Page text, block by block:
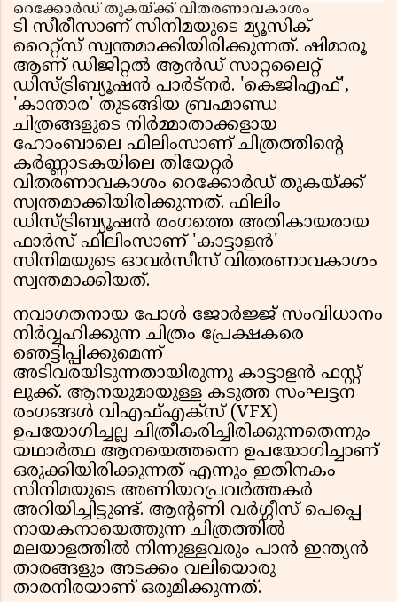
റെക്കോർഡ് തുകയ്ക്ക് വിതരണാവകാശം
ടി സീരീസാണ് സിനിമയുടെ മ്യൂസിക്
റൈറ്റ്സ് സ്വന്തമാക്കിയിരിക്കുന്നത്. ഷിമാരൂ
ആണ് ഡിജിറ്റൽ ആൻഡ് സാറ്റലൈറ്റ്
ഡിസ്ട്രിബ്യൂഷൻ പാർട്നർ. 'കെജിഎഫ്',
'കാന്താര' തുടങ്ങിയ ബ്രഹ്മാണ്ഡ
ചിത്രങ്ങളുടെ നിർമ്മാതാക്കളായ
ഹോംബാലെ ഫിലിംസാണ് ചിത്രത്തിൻ്റെ
കർണ്ണാടകയിലെ തിയേറ്റർ
വിതരണാവകാശം റെക്കോർഡ് തുകയ്ക്ക്
സ്വന്തമാക്കിയിരിക്കുന്നത്. ഫിലിം
ഡിസ്ട്രിബ്യൂഷൻ രംഗത്തെ അതികായരായ
ഫാർസ് ഫിലിംസാണ് 'കാട്ടാളൻ'
സിനിമയുടെ ഓവർസീസ് വിതരണാവകാശം
സ്വന്തമാക്കിയത്.
നവാഗതനായ പോൾ ജോർജ്ജ് സംവിധാനം
നിർവ്വഹിക്കുന്ന ചിത്രം പ്രേക്ഷകരെ
ഞെട്ടിപ്പിക്കുമെന്ന്
അടിവരയിടുന്നതായിരുന്നു കാട്ടാളൻ ഫസ്റ്റ്
ലുക്ക്. ആനയുമായുള്ള കടുത്ത സംഘട്ടന
രംഗങ്ങൾ വിഎഫ്എക്സ് (VFX)
ഉപയോഗിച്ചല്ല ചിത്രീകരിച്ചിരിക്കുന്നതെന്നും
യഥാർത്ഥ ആനയെത്തന്നെ ഉപയോഗിച്ചാണ്
ഒരുക്കിയിരിക്കുന്നത് എന്നും ഇതിനകം
സിനിമയുടെ അണിയറപ്രവർത്തകർ
അറിയിച്ചിട്ടുണ്ട്. ആൻ്റണി വർഗ്ഗീസ് പെപ്പെ
നായകനായെത്തുന്ന ചിത്രത്തിൽ
മലയാളത്തിൽ നിന്നുള്ളവരും പാൻ ഇന്ത്യൻ
താരങ്ങളും അടക്കം വലിയൊരു
താരനിരയാണ് ഒരുമിക്കുന്നത്.